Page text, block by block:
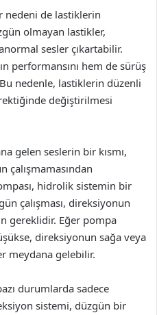
nedeni de lastiklerin
olmayan lastikler,
sesler çıkartabilir.
performansını hem de sürüş
nedenle, lastiklerin düzenli
değiştirilmesi
gelen seslerin bir kısmı,
çalışmamasından
hidrolik sistemin bir
çalışması, direksiyonun
gereklidir. Eğer pompa
direksiyonun sağa veya
meydana gelebilir.
durumlarda sadece
sistemi, düzgün bir